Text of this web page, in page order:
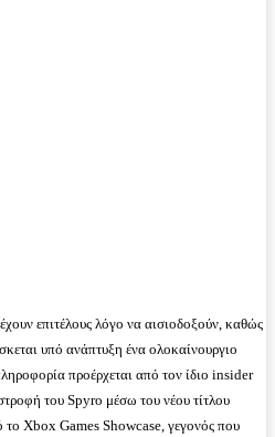
επιτέλους λόγο να αισιοδοξούν, καθώς
υπό ανάπτυξη ένα ολοκαίνουργιο
προέρχεται από τον ίδιο insider
του Spyro μέσω του νέου τίτλου
Xbox Games Showcase, γεγονός που